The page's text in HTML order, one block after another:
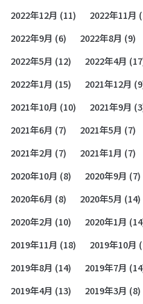
2022年12月 (11) 2022年11月
2022年9月 (6) 2022年8月 (9)
2022年5月 (12) 2022年4月
2022年1月 (15) 2021年12月
2021年10月 (10) 2021年9月
2021年6月 (7) 2021年5月 (7)
2021年2月 (7) 2021年1月 (7)
2020年10月 (8) 2020年9月 (7)
2020年6月 (8) 2020年5月 (14)
2020年2月 (10) 2020年1月
2019年11月 (18) 2019年10月
2019年8月 (14) 2019年7月
2019年4月 (13) 2019年3月 (8)